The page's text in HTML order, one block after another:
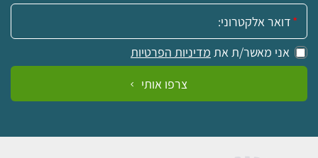
אימייל:
אני מאשר/ת את מדיניות הפרטיות
צרפו אותי